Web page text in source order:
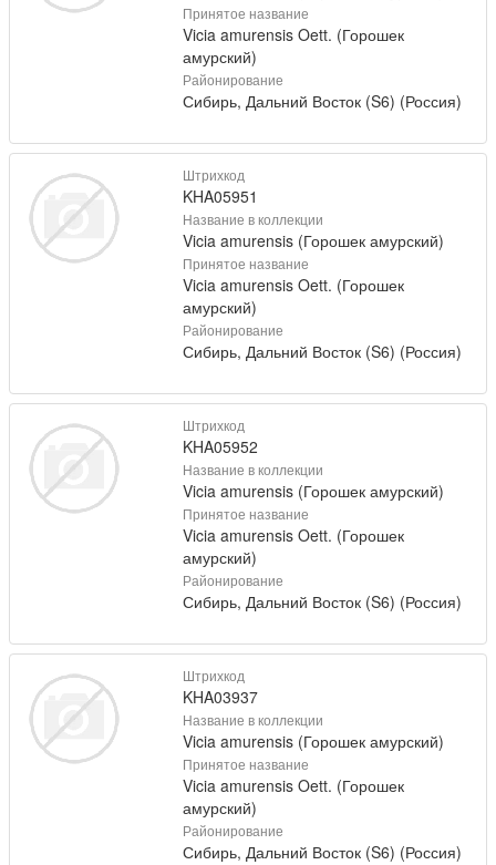
Принятое название
Vicia amurensis Oett. (Горошек
амурский)
Районирование
Сибирь, Дальний Восток (S6) (Россия)
Штрихкод
KHA05951
Название в коллекции
Vicia amurensis (Горошек амурский)
Принятое название
Vicia amurensis Oett. (Горошек
амурский)
Районирование
Сибирь, Дальний Восток (S6) (Россия)
Штрихкод
KHA05952
Название в коллекции
Vicia amurensis (Горошек амурский)
Принятое название
Vicia amurensis Oett. (Горошек
амурский)
Районирование
Сибирь, Дальний Восток (S6) (Россия)
Штрихкод
KHA03937
Название в коллекции
Vicia amurensis (Горошек амурский)
Принятое название
Vicia amurensis Oett. (Горошек
амурский)
Районирование
Сибирь, Дальний Восток (S6) (Россия)